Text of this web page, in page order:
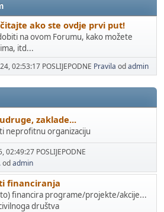
ako ste ovdje prvi put!
na ovom Forumu, kako možete
itd...
02:53:17 POSLIJEPODNE Pravila odadmin
zaklade...
neprofitnu organizaciju
02:49:27 POSLIJEPODNE
odadmin
financiranja
financira programe/projekte/akcije...
društva